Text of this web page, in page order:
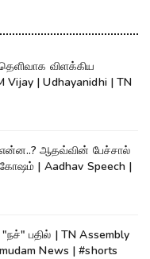
விளக்கிய
| Udhayanidhi | TN
என்ன..? ஆதவ்வின் பேச்சால்
| Aadhav Speech |
பதில் | TN Assembly
News | #shorts